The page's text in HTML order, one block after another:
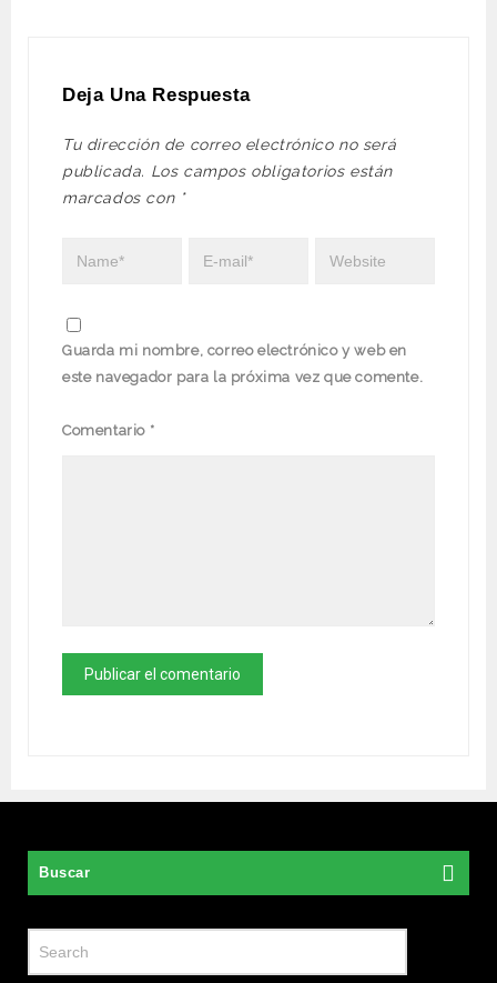
Deja Una Respuesta
Tu dirección de correo electrónico no será
publicada. Los campos obligatorios están
marcados con *
Guarda mi nombre, correo electrónico y web en
este navegador para la próxima vez que comente.
Comentario *
Buscar